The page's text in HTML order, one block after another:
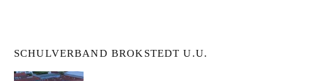
SCHULVERBAND BROKSTEDT U.U.